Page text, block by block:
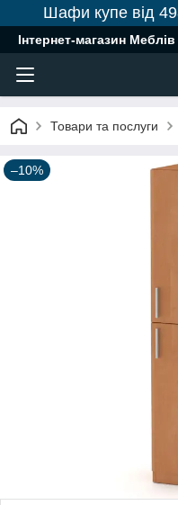
Шафи купе від
Інтернет-магазин
Товари та послуги
–10%